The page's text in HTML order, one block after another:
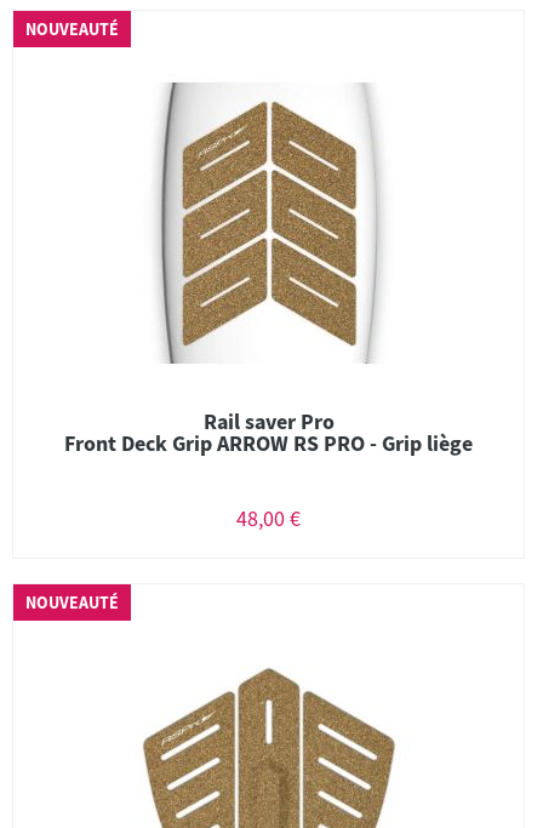
NOUVEAUTÉ
Rail saver Pro
Front Deck Grip ARROW RS PRO - Grip liège
48,00 €
NOUVEAUTÉ